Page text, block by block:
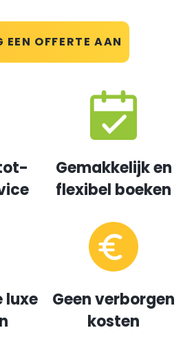
EEN OFFERTE AAN
Gemakkelijk en
flexibel boeken
luxe
Geen verborgen
kosten